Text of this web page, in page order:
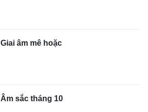
Giai âm mê hoặc
Âm sắc tháng 10